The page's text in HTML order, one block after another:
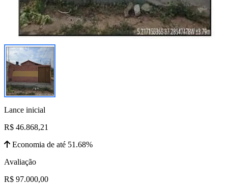
Lance inicial
R$ 46.868,21
Economia de até 51.68%
Avaliação
R$ 97.000,00